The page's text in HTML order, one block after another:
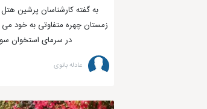
ارتفاع جزیره از سطح دریا و در
اگر دلتان می‌خواهد با همسایه‌های این
به گفته کارشناسان پرشین
زمستان چهره متفاوتی به خود می
در سرمای استخوان
عادله بانوی